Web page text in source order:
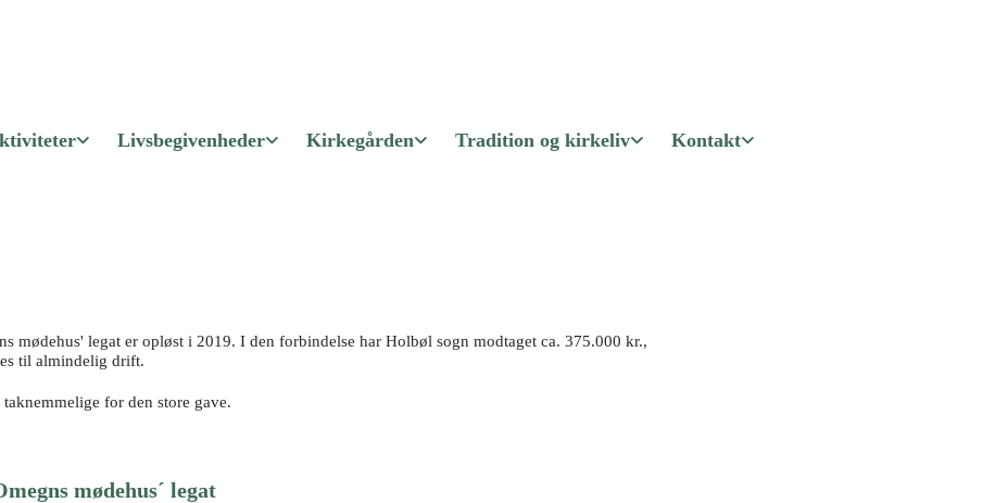
Livsbegivenheder Kirkegården Tradition og kirkeliv Kontakt
mødehus' legat er opløst i 2019. I den forbindelse har Holbøl sogn modtaget ca. 375.000 kr.,
til almindelig drift.
for den store gave.
mødehus´ legat